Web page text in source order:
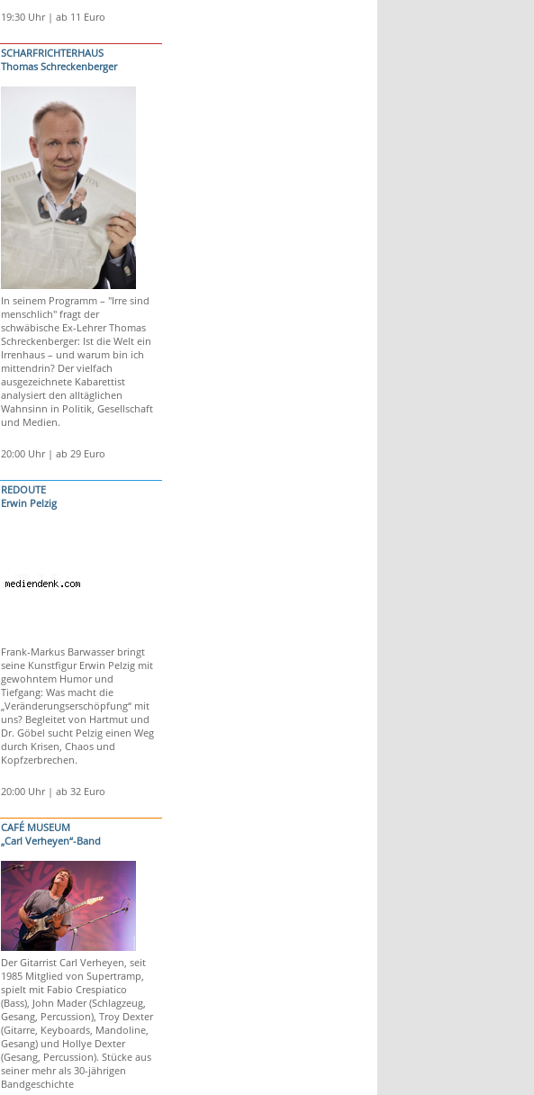
19:30 Uhr | ab 11 Euro
SCHARFRICHTERHAUS
Thomas Schreckenberger
In seinem Programm – "Irre sind
menschlich" fragt der
schwäbische Ex-Lehrer Thomas
Schreckenberger: Ist die Welt ein
Irrenhaus – und warum bin ich
mittendrin? Der vielfach
ausgezeichnete Kabarettist
analysiert den alltäglichen
Wahnsinn in Politik, Gesellschaft
und Medien.
20:00 Uhr | ab 29 Euro
REDOUTE
Erwin Pelzig
Frank-Markus Barwasser bringt
seine Kunstfigur Erwin Pelzig mit
gewohntem Humor und
Tiefgang: Was macht die
„Veränderungserschöpfung“ mit
uns? Begleitet von Hartmut und
Dr. Göbel sucht Pelzig einen Weg
durch Krisen, Chaos und
Kopfzerbrechen.
20:00 Uhr | ab 32 Euro
CAFÉ MUSEUM
„Carl Verheyen“-Band
Der Gitarrist Carl Verheyen, seit
1985 Mitglied von Supertramp,
spielt mit Fabio Crespiatico
(Bass), John Mader (Schlagzeug,
Gesang, Percussion), Troy Dexter
(Gitarre, Keyboards, Mandoline,
Gesang) und Hollye Dexter
(Gesang, Percussion). Stücke aus
seiner mehr als 30-jährigen
Bandgeschichte